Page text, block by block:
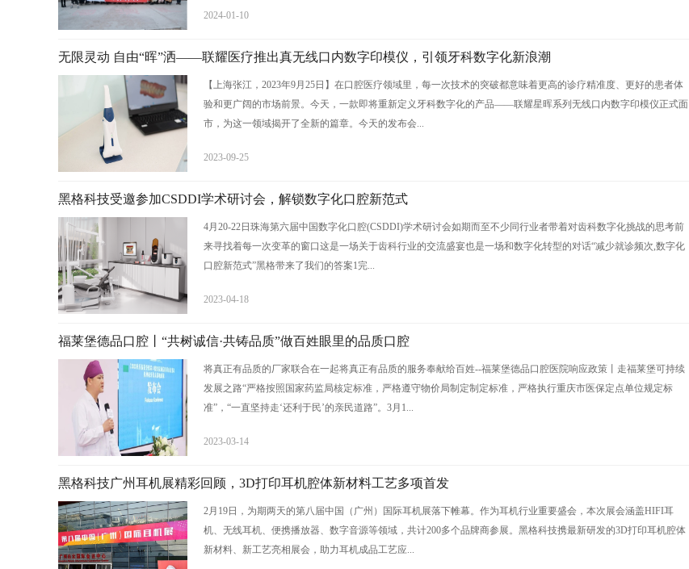
2024-01-10
无限灵动 自由“晖”洒——联耀医疗推出真无线口内数字印模仪，引领牙科数字化新浪潮
【上海张江，2023年9月25日】在口腔医疗领域里，每一次技术的突破都意味着更高的诊疗精准度、更好的患者体
验和更广阔的市场前景。今天，一款即将重新定义牙科数字化的产品——联耀星晖系列无线口内数字印模仪正式面
市，为这一领域揭开了全新的篇章。今天的发布会...
2023-09-25
黑格科技受邀参加CSDDI学术研讨会，解锁数字化口腔新范式
4月20-22日珠海第六届中国数字化口腔(CSDDI)学术研讨会如期而至不少同行业者带着对齿科数字化挑战的思考前
来寻找着每一次变革的窗口这是一场关于齿科行业的交流盛宴也是一场和数字化转型的对话“减少就诊频次,数字化
口腔新范式”黑格带来了我们的答案1完...
2023-04-18
福莱堡德品口腔丨“共树诚信·共铸品质”做百姓眼里的品质口腔
将真正有品质的厂家联合在一起将真正有品质的服务奉献给百姓--福莱堡德品口腔医院响应政策丨走福莱堡可持续
发展之路“严格按照国家药监局核定标准，严格遵守物价局制定制定标准，严格执行重庆市医保定点单位规定标
准”，“一直坚持走‘还利于民’的亲民道路”。3月1...
2023-03-14
黑格科技广州耳机展精彩回顾，3D打印耳机腔体新材料工艺多项首发
2月19日，为期两天的第八届中国（广州）国际耳机展落下帷幕。作为耳机行业重要盛会，本次展会涵盖HIFI耳
机、无线耳机、便携播放器、数字音源等领域，共计200多个品牌商参展。黑格科技携最新研发的3D打印耳机腔体
新材料、新工艺亮相展会，助力耳机成品工艺应...